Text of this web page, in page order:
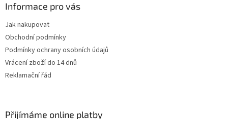
Informace pro vás
Jak nakupovat
Obchodní podmínky
Podmínky ochrany osobních údajů
Vrácení zboží do 14 dnů
Reklamační řád
Přijímáme online platby